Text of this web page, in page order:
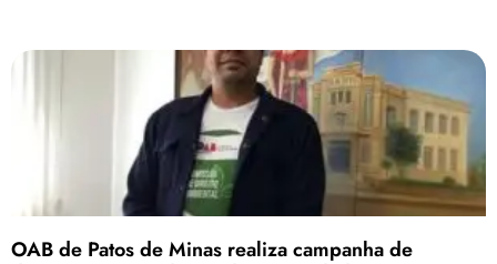
OAB de Patos de Minas realiza campanha de